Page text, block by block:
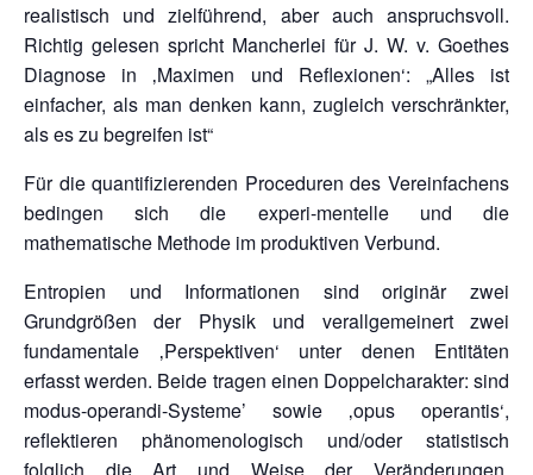
realistisch und zielführend, aber auch anspruchsvoll.
Richtig gelesen spricht Mancherlei für J. W. v. Goethes
Diagnose in ‚Maximen und Reflexionen‘: „Alles ist
einfacher, als man denken kann, zugleich verschränkter,
als es zu begreifen ist“
Für die quantifizierenden Proceduren des Vereinfachens
bedingen sich die experi-mentelle und die
mathematische Methode im produktiven Verbund.
Entropien und Informationen sind originär zwei
Grundgrößen der Physik und verallgemeinert zwei
fundamentale ‚Perspektiven‘ unter denen Entitäten
erfasst werden. Beide tragen einen Doppelcharakter: sind
modus-operandi-Systeme’ sowie ‚opus operantis‘,
reflektieren phänomenologisch und/oder statistisch